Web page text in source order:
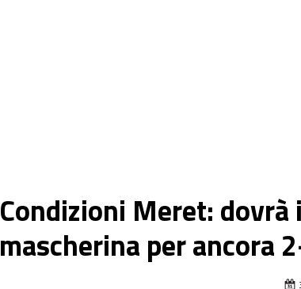
Condizioni Meret: dovrà
mascherina per ancora